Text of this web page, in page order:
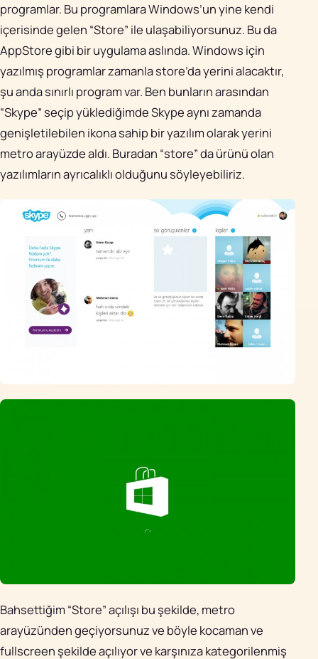
programlar. Bu programlara Windows’un yine kendi
içerisinde gelen “Store” ile ulaşabiliyorsunuz. Bu da
AppStore gibi bir uygulama aslında. Windows için
yazılmış programlar zamanla store’da yerini alacaktır,
şu anda sınırlı program var. Ben bunların arasından
“Skype” seçip yüklediğimde Skype aynı zamanda
genişletilebilen ikona sahip bir yazılım olarak yerini
metro arayüzde aldı. Buradan “store” da ürünü olan
yazılımların ayrıcalıklı olduğunu söyleyebiliriz.
Bahsettiğim “Store” açılışı bu şekilde, metro
arayüzünden geçiyorsunuz ve böyle kocaman ve
fullscreen şekilde açılıyor ve karşınıza kategorilenmiş